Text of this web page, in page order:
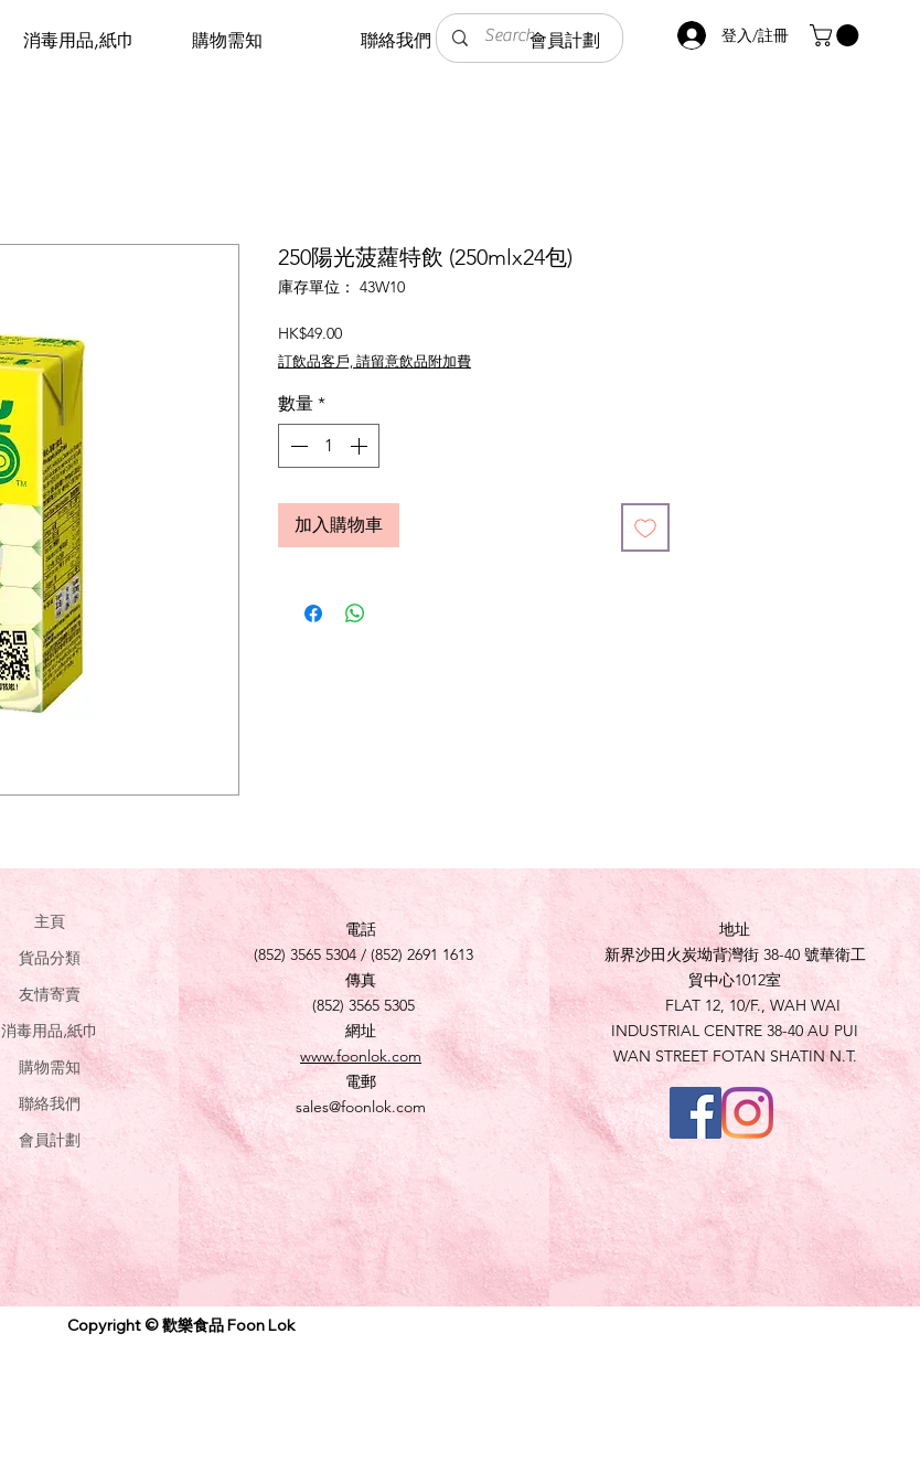
登入/註冊
消毒用品,紙巾 購物需知 聯絡我們 會員計劃
250陽光菠蘿特飲 (250mlx24包)
庫存單位： 43W10
HK$49.00價
格
訂飲品客戶, 請留意飲品附加費
數量 *
加入購物車
主頁
貨品分類
友情寄賣
消毒用品,紙巾
購物需知
聯絡我們
會員計劃
電話
(852) 3565 5304 / (852) 2691 1613
傳真
(852) 3565 5305
網址
www.foonlok.com
電郵
sales@foonlok.com
地址
新界沙田火炭坳背灣街 38-40 號華衛工
貿中心1012室
FLAT 12, 10/F., WAH WAI
INDUSTRIAL CENTRE 38-40 AU PUI
WAN STREET FOTAN SHATIN N.T.
Copyright © 歡樂食品 Foon Lok